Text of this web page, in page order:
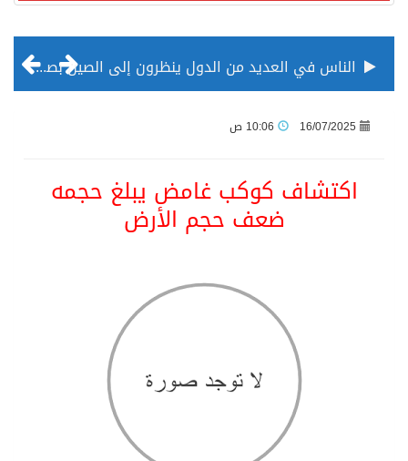
الناس في العديد من الدول ينظرون إلى الصين بصورة أكثر إيجابية من الولايات المتحدة
ثلة من الضابطات في الجييش الكويتي
كسوة الكعبة تعتلي البيت العتيق
16/07/2025
اكتشاف كوكب غامض يبلغ حجمه
ضعف حجم الأرض